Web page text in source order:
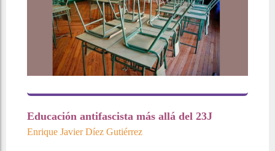
Educación antifascista más allá del 23J
Enrique Javier Díez Gutiérrez